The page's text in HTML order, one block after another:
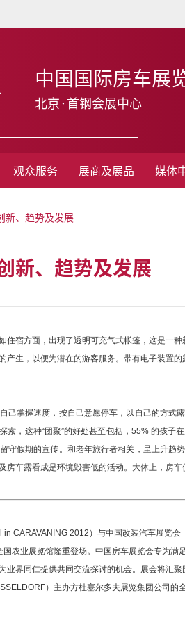
中国国际房车展
北京·首钢会展中心
观众服务 展商及展品 媒体
新、趋势及发展
新、趋势及发展
宿方面，出现了透明可充气式帐篷，这是一
产生，以便为潜在的游客服务。带有电子装置
己掌握速度，按自己意愿停车，以自己的方
索，这种“团聚”的好处甚至包括，55% 的孩
守假期的宣传。和老年旅行者相关，呈上升
房车露看成是环境毁害低的活动。大体上，房
CARAVANING 2012）与中国改装汽车展览
农业展览馆隆重登场。中国房车展览会专为
业界同仁提供共同交流探讨的机会。展会将汇
）主办方杜塞尔多夫展览集团公司的